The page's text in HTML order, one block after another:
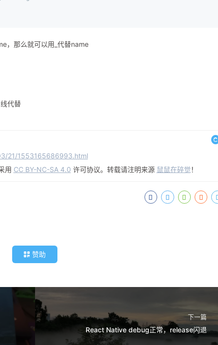
，那么就可以用_代替name
代替
21/1553165686993.html
用 CC BY-NC-SA 4.0 许可协议。转载请注明来源 鼠鼠在碎觉！
赞助
下一篇
React Native debug正常，release闪退